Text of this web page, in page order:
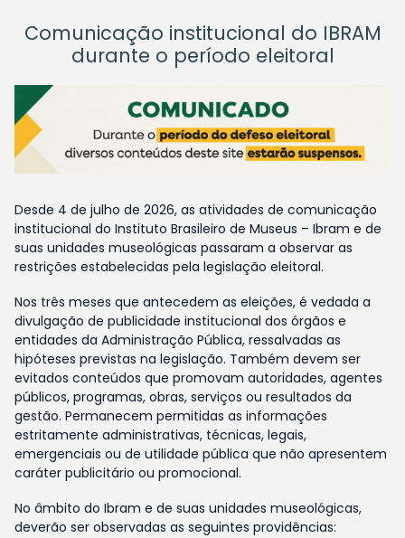
Comunicação institucional do IBRAM
durante o período eleitoral
Desde 4 de julho de 2026, as atividades de comunicação
institucional do Instituto Brasileiro de Museus – Ibram e de
suas unidades museológicas passaram a observar as
restrições estabelecidas pela legislação eleitoral.
Nos três meses que antecedem as eleições, é vedada a
divulgação de publicidade institucional dos órgãos e
entidades da Administração Pública, ressalvadas as
hipóteses previstas na legislação. Também devem ser
evitados conteúdos que promovam autoridades, agentes
públicos, programas, obras, serviços ou resultados da
gestão. Permanecem permitidas as informações
estritamente administrativas, técnicas, legais,
emergenciais ou de utilidade pública que não apresentem
caráter publicitário ou promocional.
No âmbito do Ibram e de suas unidades museológicas,
deverão ser observadas as seguintes providências: